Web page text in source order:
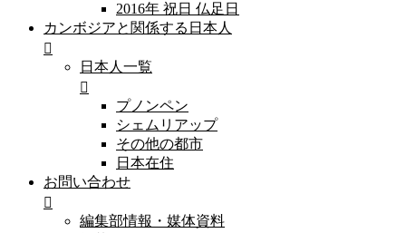
2016年 祝日 仏足日
カンボジアと関係する日本人
日本人一覧
プノンペン
シェムリアップ
その他の都市
日本在住
お問い合わせ
編集部情報・媒体資料